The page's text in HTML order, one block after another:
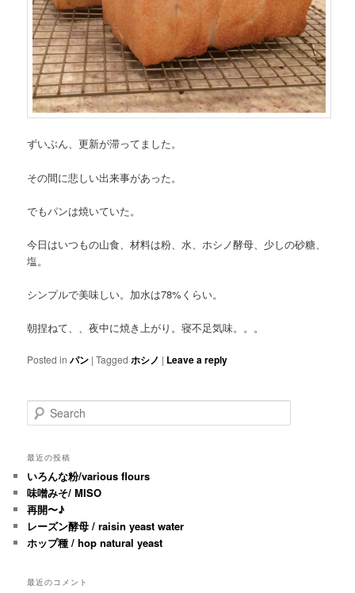
ずいぶん、更新が滞ってました。
その間に悲しい出来事があった。
でもパンは焼いていた。
今日はいつもの山食、材料は粉、水、ホシノ酵母、少しの砂糖、
塩。
シンプルで美味しい。加水は78%くらい。
朝捏ねて、、夜中に焼き上がり。寝不足気味。。。
Posted in パン |Tagged ホシノ | Leave a reply
Search
最近の投稿
いろんな粉/various flours
味噌みそ/ MISO
再開〜♪
レーズン酵母 / raisin yeast water
ホップ種 / hop natural yeast
最近のコメント